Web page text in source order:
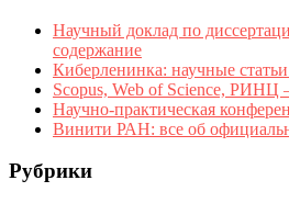
Научный доклад по
содержание
Киберленинка: научные
Scopus, Web of Science, РИНЦ
Научно-практическая
Винити РАН: все об
Рубрики